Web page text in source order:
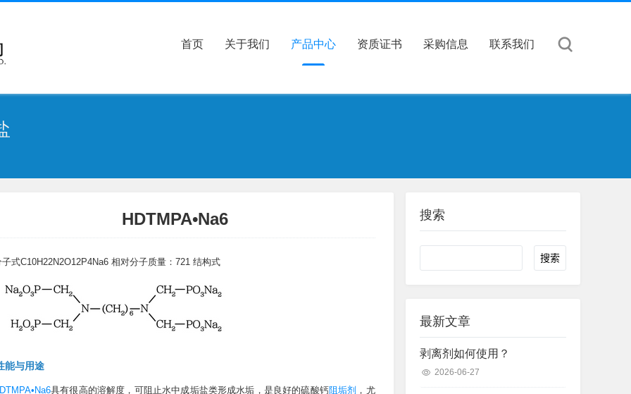
首页 关于我们 产品中心 资质证书 采购信息 联系我们
HDTMPA•Na6
子式C10H22N2O12P4Na6 相对分子质量：721 结构式
能与用途
具有很高的溶解度，可阻止水中成垢盐类形成水垢，是良好的硫酸钙阻垢剂 ，尤
搜索
Search
最新文章
剥离剂如何使用？
2026-06-27